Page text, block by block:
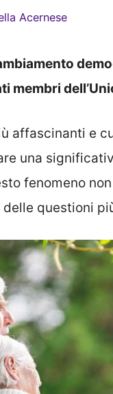
Acernese
membri
affascinanti e
una
fenomeno
questioni